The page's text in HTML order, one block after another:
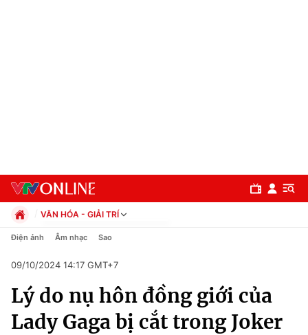
Chuyên mục
Chính trị
VĂN HÓA - GIẢI TRÍ
Chính trị
Pháp luật
Kinh tế
Thể thao
Truyền hình
Điện ảnh Âm nhạc Sao
09/10/2024 14:17 GMT+7
Lý do nụ hôn đồng giới của
Lady Gaga bị cắt trong Joker